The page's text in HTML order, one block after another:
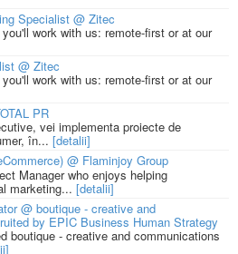
Specialist @ Zitec
work with us: remote-first or at our
@ Zitec
work with us: remote-first or at our
PR
vei implementa proiecte de
în... [detalii]
@ Flaminjoy Group
Manager who enjoys helping
marketing... [detalii]
@ boutique - creative and
by EPIC Business Human Strategy
boutique - creative and communications